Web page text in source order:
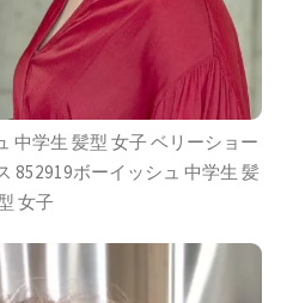
中学生 髪型 女子 ベリーショー
852919ボーイッシュ 中学生 髪
女子